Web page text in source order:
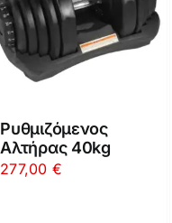
Ρυθμιζόμενος
Αλτήρας 40kg
277,00 €